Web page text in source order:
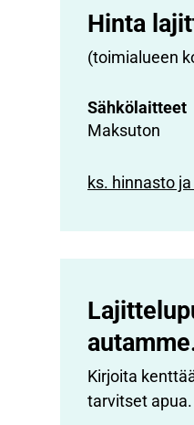
Hinta
(toimialueen
Sähkölaitteet
Maksuton
ks. hinnasto
Kirjoita
tarvitset apua.